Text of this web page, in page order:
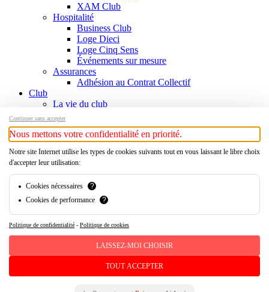
XAM Club
Hospitalité
Business Club
Loge Dieci
Loge Cinq Sens
Événements sur mesure
Assurances
Adhésion au Contrat Collectif
Club
La vie du club
Responsables
Contact
Histoire
Chronologie
Palmarès
Histoire
Boutique
Xamax Audax Féminin
linkedin
instagram
Continuer sans accepter
Nous mettons votre confidentialité en priorité.
Notre site Internet utilise les types de cookies suivants tout en vous laissant le libre choix
d'accepter leur utilisation:
Cookies nécessaires
?
Cookies de performance
?
Politique de confidentialité - Politique de cookies
LAISSEZ-MOI CHOISIR
TOUT ACCEPTER